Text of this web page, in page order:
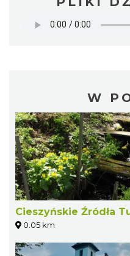
W
Cieszyńskie Źródła
0.05 km